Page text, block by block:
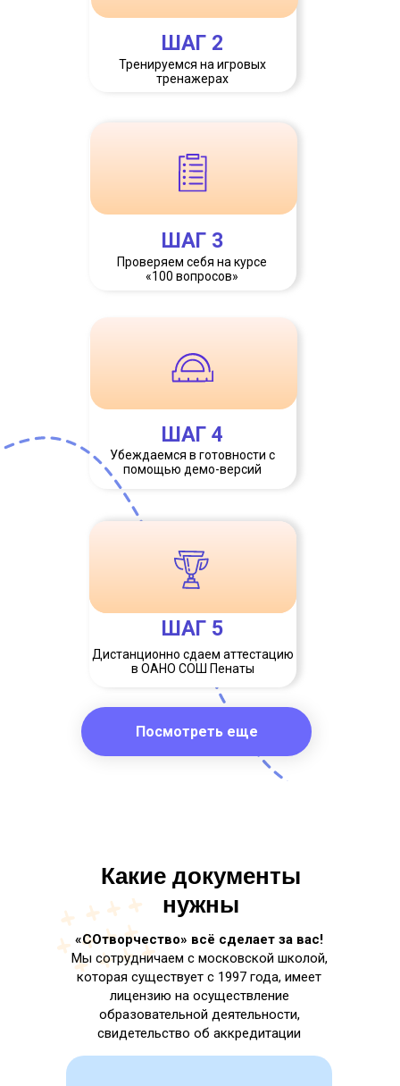
Посмотреть еще
Тренируемся на игровых
тренажерах
ШАГ 2
Проверяем себя на курсе
«100 вопросов»
Убеждаемся в готовности с
помощью демо-версий
ШАГ 3
ШАГ 4
ШАГ 5
Дистанционно сдаем аттестацию
в ОАНО СОШ Пенаты
«СОтворчество» всё сделает за вас!
Мы сотрудничаем с московской школой,
которая существует с 1997 года, имеет
лицензию на осуществление
образовательной деятельности,
свидетельство об аккредитации
Какие документы
нужны